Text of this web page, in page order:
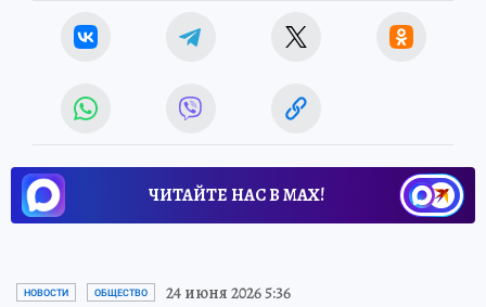
ЧИТАЙТЕ НАС В МАХ!
НОВОСТИ ОБЩЕСТВО 24 июня 2026 5:36